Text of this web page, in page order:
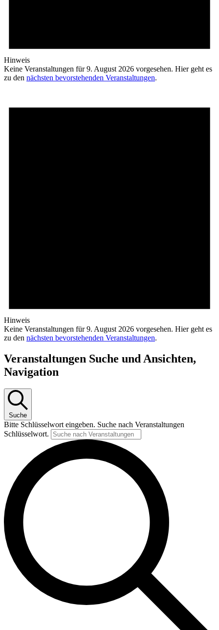
Hinweis
Keine Veranstaltungen für 9. August 2026 vorgesehen. Hier geht es
zu den nächsten bevorstehenden Veranstaltungen.
Hinweis
Keine Veranstaltungen für 9. August 2026 vorgesehen. Hier geht es
zu den nächsten bevorstehenden Veranstaltungen.
Veranstaltungen Suche und Ansichten,
Navigation
Suche
Bitte Schlüsselwort eingeben. Suche nach Veranstaltungen
Schlüsselwort.